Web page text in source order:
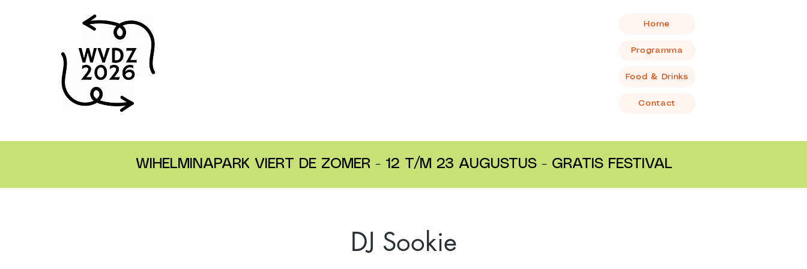
Home
Programma
Food & Drinks
Contact
WIHELMINAPARK VIERT DE ZOMER - 12 T/M 23 AUGUSTUS - GRATIS FESTIVAL
DJ Sookie